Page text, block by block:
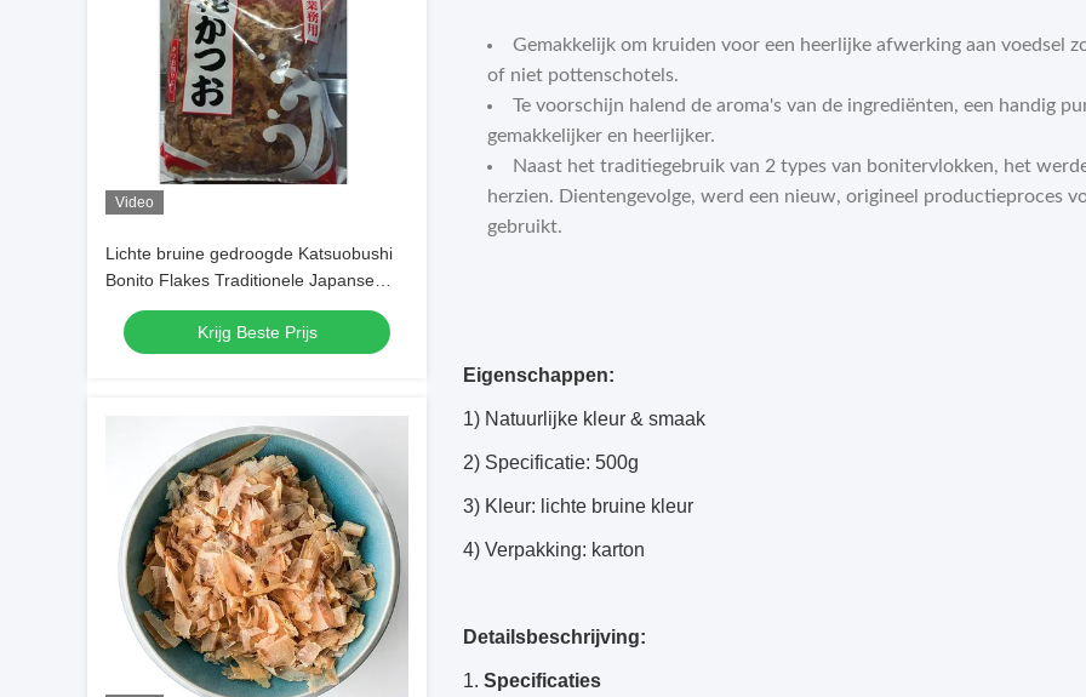
Video
Lichte bruine gedroogde Katsuobushi
Bonito Flakes Traditionele Japanse
delicatesse
Krijg Beste Prijs
Gemakkelijk om kruiden voor een heerlijke afwerking aan voedsel
of niet pottenschotels.
Te voorschijn halend de aroma's van de ingrediënten, een handig
gemakkelijker en heerlijker.
Naast het traditiegebruik van 2 types van bonitervlokken, het
herzien. Dientengevolge, werd een nieuw, origineel productieproces
gebruikt.
Eigenschappen:
1) Natuurlijke kleur & smaak
2) Specificatie: 500g
3) Kleur: lichte bruine kleur
4) Verpakking: karton
Detailsbeschrijving:
1. Specificaties